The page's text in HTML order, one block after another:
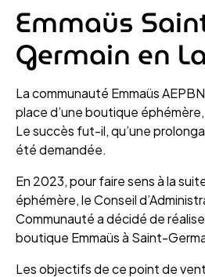
Emmaüs
Germain en
La communauté Emmaüs
place d’une boutique
Le succès fut-il, qu’une
été demandée.
En 2023, pour faire sens à la
éphémère, le Conseil
Communauté a décidé de
boutique Emmaüs à Saint-
Les objectifs de ce point de